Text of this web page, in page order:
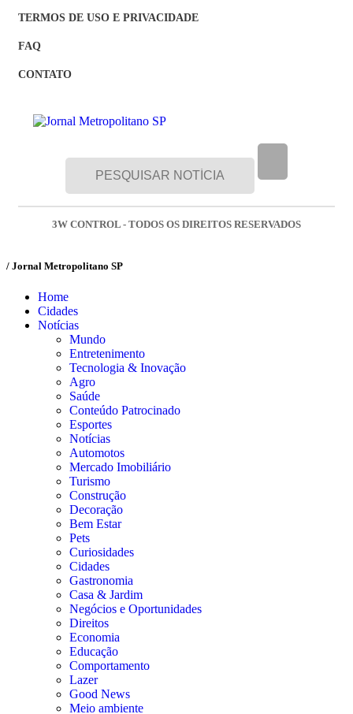
TERMOS DE USO E PRIVACIDADE
FAQ
CONTATO
3W CONTROL - TODOS OS DIREITOS RESERVADOS
/ Jornal Metropolitano SP
Home
Cidades
Notícias
Mundo
Entretenimento
Tecnologia & Inovação
Agro
Saúde
Conteúdo Patrocinado
Esportes
Notícias
Automotos
Mercado Imobiliário
Turismo
Construção
Decoração
Bem Estar
Pets
Curiosidades
Cidades
Gastronomia
Casa & Jardim
Negócios e Oportunidades
Direitos
Economia
Educação
Comportamento
Lazer
Good News
Meio ambiente